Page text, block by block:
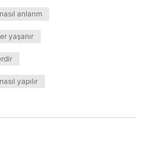
anlarım
yaşanır
yapılır